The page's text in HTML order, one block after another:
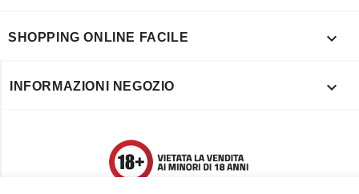
SHOPPING ONLINE FACILE 
INFORMAZIONI NEGOZIO 